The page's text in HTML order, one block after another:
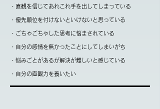
・直観を信じてあれこれ手を出してしまっている
・優先順位を付けないといけないと思っている
・ごちゃごちゃした思考に悩まされている
・自分の感情を無かったことにしてしまいがち
・悩みごとがあるが解決が難しいと感じている
・自分の直観力を養いたい